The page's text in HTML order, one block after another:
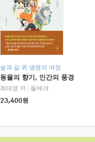
숲과 길 위 생명의 여정
동물의 향기, 인간의 풍경
최태영 저
돌베개
23,400원